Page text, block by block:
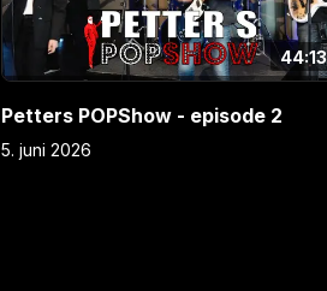
44:13
Petters POPShow - episode 2
5. juni 2026